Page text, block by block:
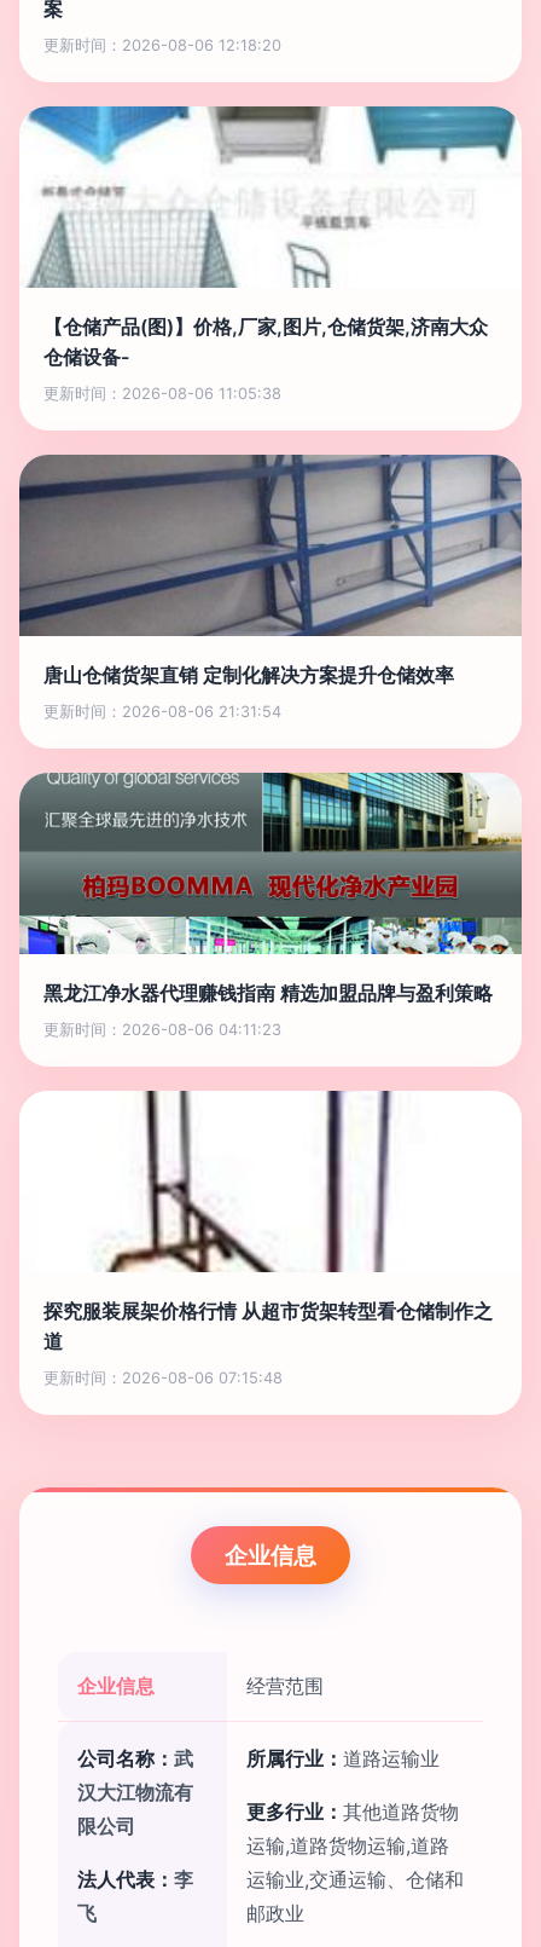
案
更新时间：2026-08-06 12:18:20
【仓储产品(图)】价格,厂家,图片,仓储货架,济南大众
仓储设备-
更新时间：2026-08-06 11:05:38
唐山仓储货架直销 定制化解决方案提升仓储效率
更新时间：2026-08-06 21:31:54
黑龙江净水器代理赚钱指南 精选加盟品牌与盈利策略
更新时间：2026-08-06 04:11:23
探究服装展架价格行情 从超市货架转型看仓储制作之
道
更新时间：2026-08-06 07:15:48
企业信息
企业信息 经营范围
公司名称： 武
汉大江物流有
限公司
法人代表： 李
飞
所属行业： 道路运输业
更多行业： 其他道路货物
运输,道路货物运输,道路
运输业,交通运输、仓储和
邮政业